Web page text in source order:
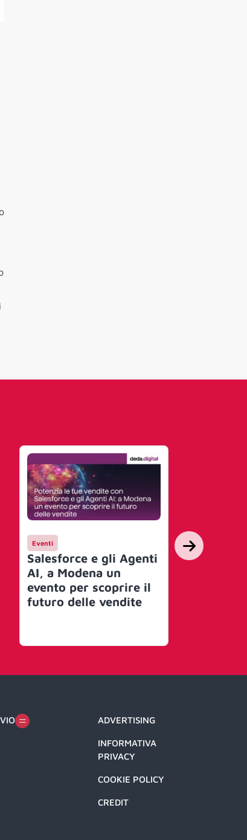
Eventi
Salesforce e gli Agenti
AI, a Modena un
evento per scoprire il
futuro delle vendite
Mercato
ADVERTISING
INFORMATIVA
PRIVACY
COOKIE POLICY
CREDIT